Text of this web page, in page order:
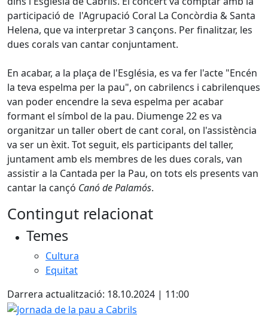
participació de l'Agrupació Coral La Concòrdia & Santa
Helena, que va interpretar 3 cançons. Per finalitzar, les
dues corals van cantar conjuntament.
En acabar, a la plaça de l'Església, es va fer l'acte "Encén
la teva espelma per la pau", on cabrilencs i cabrilenques
van poder encendre la seva espelma per acabar
formant el símbol de la pau. Diumenge 22 es va
organitzar un taller obert de cant coral, on l'assistència
va ser un èxit. Tot seguit, els participants del taller,
juntament amb els membres de les dues corals, van
assistir a la Cantada per la Pau, on tots els presents van
cantar la cançó Canó de Palamós.
Contingut relacionat
Temes
Cultura
Equitat
Darrera actualització: 18.10.2024 | 11:00
Jornada de la pau a Cabrils